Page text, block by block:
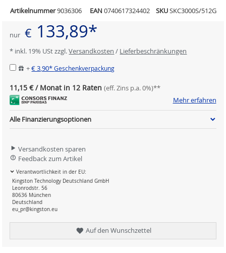
Artikelnummer9036306 EAN 0740617324402 SKUSKC3000S/512G
nur € 133,89*
* inkl. 19% USt zzgl.Versandkosten / Lieferbeschränkungen
+€ 3,90*Geschenkverpackung
11,15 € / Monat in 12 Raten (eff. Zins p.a. 0%)**
Mehr erfahren
Alle Finanzierungsoptionen
Versandkosten sparen
Feedback zum Artikel
Verantwortlichkeit in der EU:
Kingston Technology Deutschland GmbH
Leonrodstr. 56
80636 München
Deutschland
eu_pr@kingston.eu
Auf den Wunschzettel